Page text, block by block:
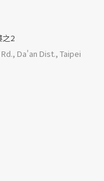
之2
Da'an Dist., Taipei